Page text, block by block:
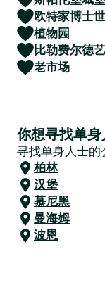
欧特家博士
植物园
比勒费尔德
老市场
你想寻找单
寻找单身人士的
柏林
汉堡
慕尼黑
曼海姆
波恩